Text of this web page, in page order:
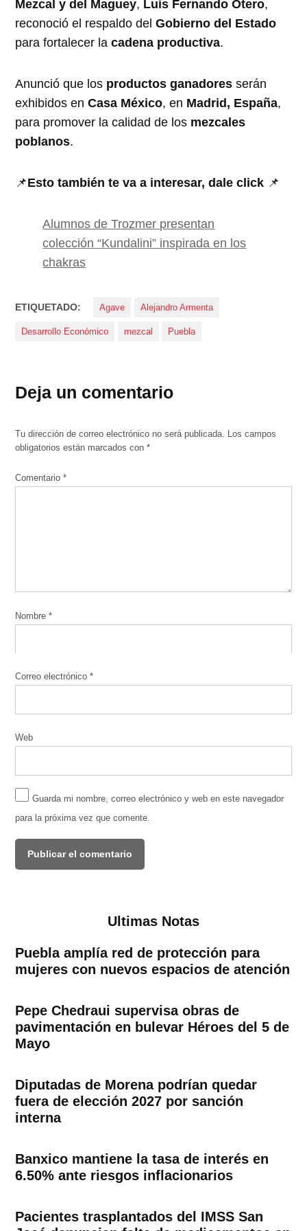
Mezcal y del Maguey, Luis Fernando Otero,
reconoció el respaldo delGobierno del Estado
para fortalecer lacadena productiva.
Anunció que los productos ganadores serán
exhibidos enCasa México, en Madrid, España,
para promover la calidad de los mezcales
poblanos.
📌Esto también te va a interesar, dale click 📌
Alumnos de Trozmer presentan
colección “Kundalini” inspirada en los
chakras
ETIQUETADO: Agave Alejandro Armenta
Desarrollo Económico mezcal Puebla
Deja un comentario
Tu dirección de correo electrónico no será publicada.
Los campos
obligatorios están marcados con*
Comentario*
Nombre*
Correo electrónico*
Web
Guarda mi nombre, correo electrónico y web en este navegador
para la próxima vez que comente.
Ultimas Notas
Puebla amplía red de protección para
mujeres con nuevos espacios de atención
Pepe Chedraui supervisa obras de
pavimentación en bulevar Héroes del 5 de
Mayo
Diputadas de Morena podrían quedar
fuera de elección 2027 por sanción
interna
Banxico mantiene la tasa de interés en
6.50% ante riesgos inflacionarios
Pacientes trasplantados del IMSS San